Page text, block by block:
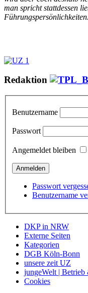
man spricht stattdessen
Redaktion
Benutzername
Passwort
Angemeldet bleiben
Passwort
Benutzername
DKP in NRW
Externe Seiten
Kategorien
DGB Köln-Bonn
unsere zeit UZ
jungeWelt |
Cookies